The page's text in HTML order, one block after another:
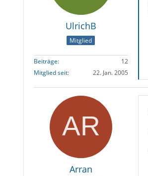
UlrichB
Mitglied
Beiträge
12
Mitglied seit
22. Jan. 2005
Arran